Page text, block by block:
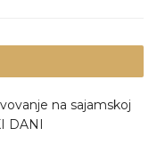
na sajamskoj
DANI